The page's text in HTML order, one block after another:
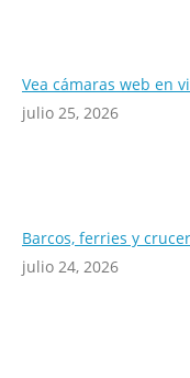
Vea cámaras web en
julio 25, 2026
Barcos, ferries y
julio 24, 2026